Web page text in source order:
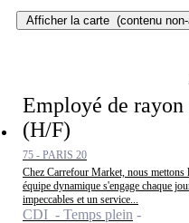
Afficher la carte (contenu
Employé de
(H/F)
75 - PARIS 20
Chez Carrefour Market, nous
équipe dynamique s'engage chaque
impeccables et un service...
CDI - Temps plein